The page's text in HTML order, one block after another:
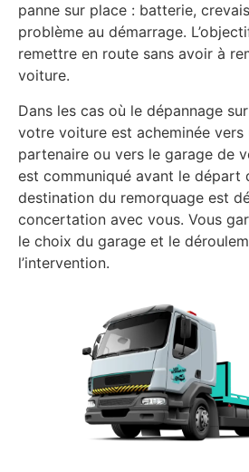
panne sur place : batterie,
problème au démarrage.
remettre en route sans avoir à
voiture.
Dans les cas où le dépannage
votre voiture est acheminée vers
partenaire ou vers le garage de
est communiqué avant le départ
destination du remorquage est
concertation avec vous. Vous
le choix du garage et le
l’intervention.